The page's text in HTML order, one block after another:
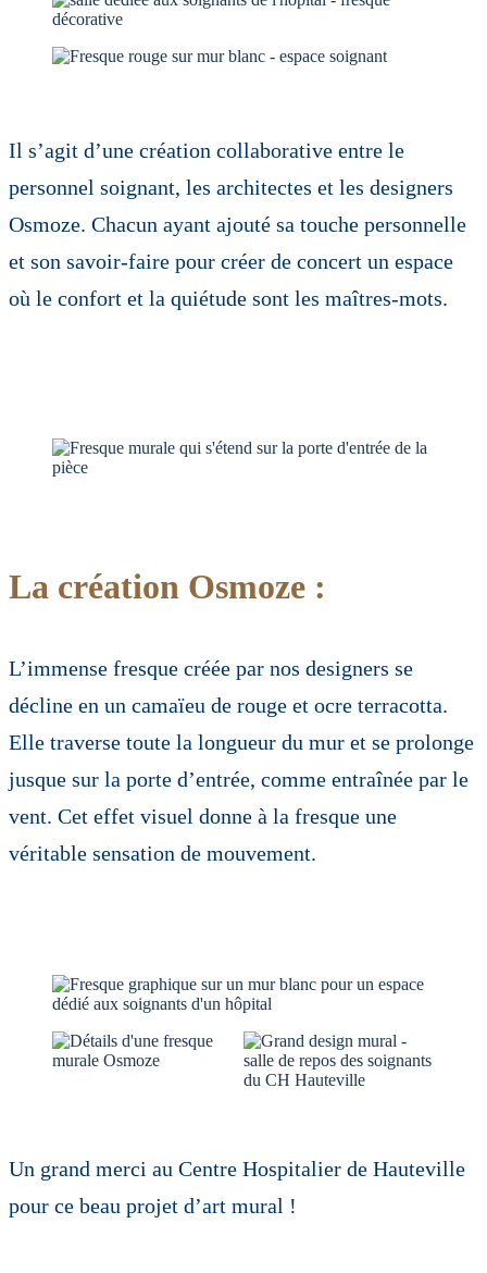
Il s’agit d’une création collaborative entre le
personnel soignant, les architectes et les designers
Osmoze. Chacun ayant ajouté sa touche personnelle
et son savoir-faire pour créer de concert un espace
où le confort et la quiétude sont les maîtres-mots.
La création Osmoze :
L’immense fresque créée par nos designers se
décline en un camaïeu de rouge et ocre terracotta.
Elle traverse toute la longueur du mur et se prolonge
jusque sur la porte d’entrée, comme entraînée par le
vent. Cet effet visuel donne à la fresque une
véritable sensation de mouvement.
Un grand merci au Centre Hospitalier de Hauteville
pour ce beau projet d’art mural !